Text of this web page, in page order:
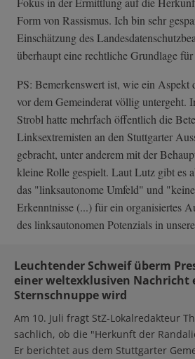
Form von Rassismus. Ich bin sehr
Einschätzung des
überhaupt eine rechtliche Grundlage
PS: Bemerkenswert ist, wie ein Aspekt
vor dem Gemeinderat völlig untergeht.
Strobl hatte mehrfach öffentlich die
Linksextremisten an den Stuttgarter
gebracht, unter anderem mit der
kleine Rolle gespielt. Laut Lutz gibt es
das "linksautonome Umfeld" und
Erkenntnisse (...) für ein organisiertes
des linksautonomen Potenzials in
Leuchtender Schweif überm
einer weltexklusiven Nachricht
Sternschnuppe wird
Am 10. Juli fragt StZ-Lokalredakteur
sachlich, ob die "Herkunft der
Er berichtet aus dem Stuttgarter